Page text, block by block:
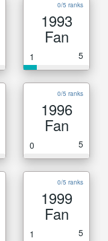
0/5 ranks
1993
Fan
1 5
0/5 ranks
1996
Fan
0 5
0/5 ranks
1999
Fan
1 5